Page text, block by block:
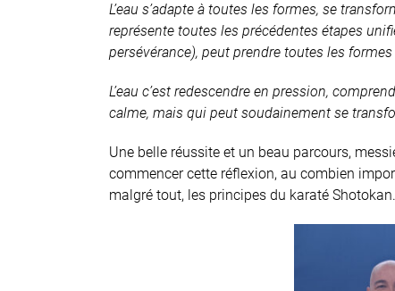
L’eau s’adapte à toutes les formes, se
représente toutes les précédentes étapes
persévérance), peut prendre toutes les
L’eau c’est redescendre en pression,
calme, mais qui peut soudainement se
Une belle réussite et un beau parcours,
commencer cette réflexion, au combien
malgré tout, les principes du karaté Shotokan.